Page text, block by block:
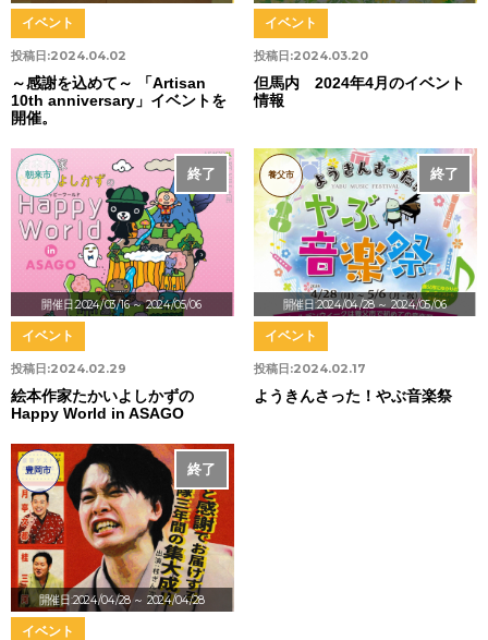
投稿日:2024.04.02
イベント
～感謝を込めて～ 「Artisan
10th anniversary」イベントを
開催。
投稿日:2024.03.20
イベント
但馬内 2024年4月のイベント
情報
開催日:2024/03/16～ 2024/05/06
終了
朝来市
投稿日:2024.02.29
イベント
絵本作家たかいよしかずの
Happy World in ASAGO
開催日:2024/04/28～ 2024/05/06
終了
養父市
投稿日:2024.02.17
イベント
ようきんさった！やぶ音楽祭
開催日:2024/04/28～ 2024/04/28
終了
豊岡市
イベント